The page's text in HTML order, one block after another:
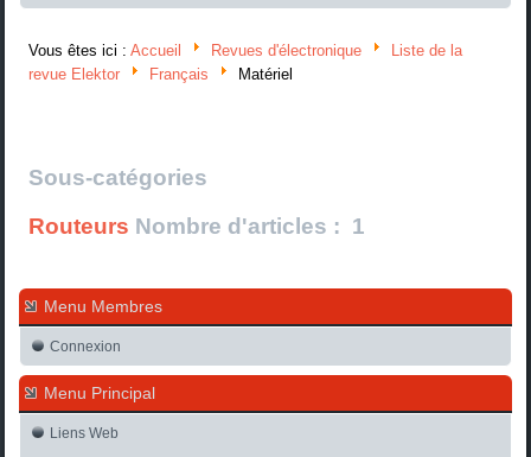
Vous êtes ici :Accueil Revues d'électronique
Liste de la
revue Elektor
Français Matériel
Sous-catégories
Routeurs Nombre d'articles : 1
Menu Membres
Connexion
Menu Principal
Liens Web